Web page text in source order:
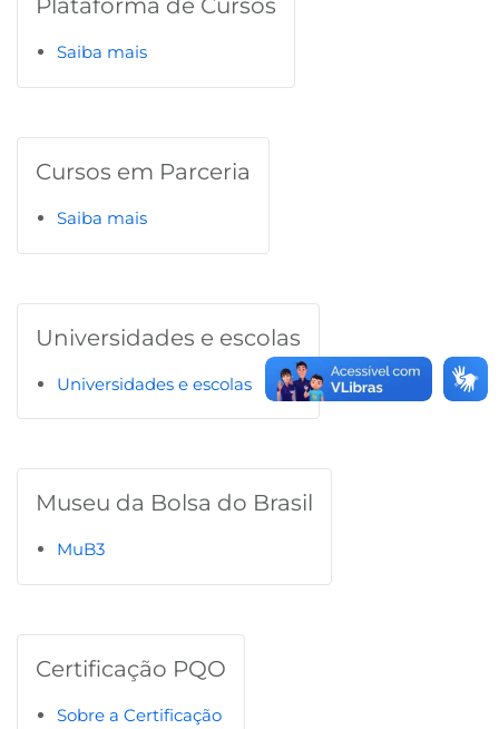
Plataforma de Cursos
Saiba mais
Cursos em Parceria
Saiba mais
Universidades e escolas
Universidades e escolas
Museu da Bolsa do Brasil
MuB3
Certificação PQO
Sobre a Certificação